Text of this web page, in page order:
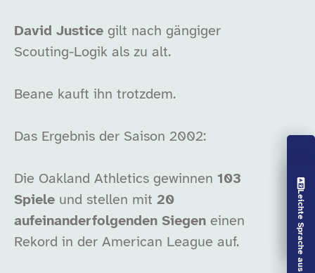
Vorlesen aus
Leichte Sprache aus
David Justice gilt nach gängiger
Scouting-Logik als zu alt.
Beane kauft ihn trotzdem.
Das Ergebnis der Saison 2002:
Die Oakland Athletics gewinnen 103
Spiele und stellen mit 20
aufeinanderfolgenden Siegen einen
Rekord in der American League auf.